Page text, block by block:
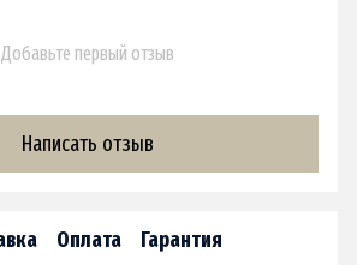
Добавьте первый отзыв
Написать отзыв
Оплата Гарантия